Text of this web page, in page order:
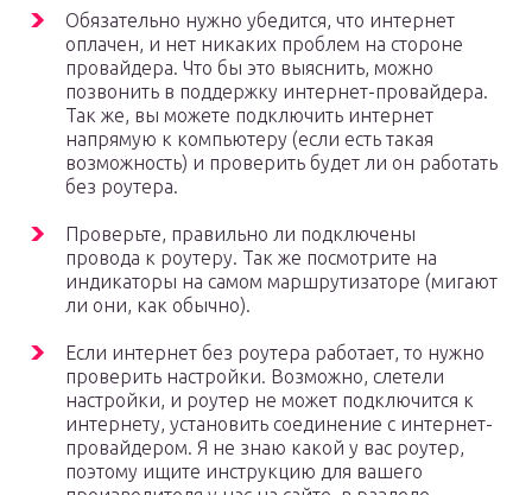
Обязательно нужно убедится, что интернет
оплачен, и нет никаких проблем на стороне
провайдера. Что бы это выяснить, можно
позвонить в поддержку интернет-провайдера.
Так же, вы можете подключить интернет
напрямую к компьютеру (если есть такая
возможность) и проверить будет ли он работать
без роутера.
Проверьте, правильно ли подключены
провода к роутеру. Так же посмотрите на
индикаторы на самом маршрутизаторе (мигают
ли они, как обычно).
Если интернет без роутера работает, то нужно
проверить настройки. Возможно, слетели
настройки, и роутер не может подключится к
интернету, установить соединение с интернет-
провайдером. Я не знаю какой у вас роутер,
поэтому ищите инструкцию для вашего